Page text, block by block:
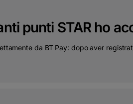
punti STAR ho
da BT Pay: dopo aver